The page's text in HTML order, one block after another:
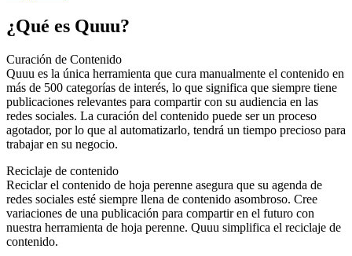
¿Qué es Quuu?
Curación de Contenido
Quuu es la única herramienta que cura manualmente el contenido en
más de 500 categorías de interés, lo que significa que siempre tiene
publicaciones relevantes para compartir con su audiencia en las
redes sociales. La curación del contenido puede ser un proceso
agotador, por lo que al automatizarlo, tendrá un tiempo precioso para
trabajar en su negocio.
Reciclaje de contenido
Reciclar el contenido de hoja perenne asegura que su agenda de
redes sociales esté siempre llena de contenido asombroso. Cree
variaciones de una publicación para compartir en el futuro con
nuestra herramienta de hoja perenne. Quuu simplifica el reciclaje de
contenido.